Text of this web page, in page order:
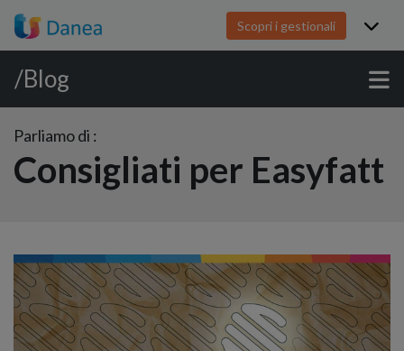
Scopri i gestionali
/Blog
Parliamo di :
Consigliati per Easyfatt